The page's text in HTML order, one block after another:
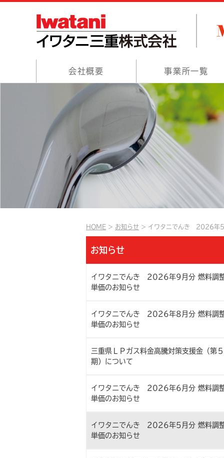
会社概要 事業所一覧
HOME お知らせ イワタニでんき 2026年5
お知らせ
イワタニでんき 2026年9月分 燃料調
単価のお知らせ
イワタニでんき 2026年8月分 燃料調
単価のお知らせ
三重県ＬＰガス料金高騰対策支援金（第５
期）について
イワタニでんき 2026年6月分 燃料調
単価のお知らせ
イワタニでんき 2026年5月分 燃料調
単価のお知らせ